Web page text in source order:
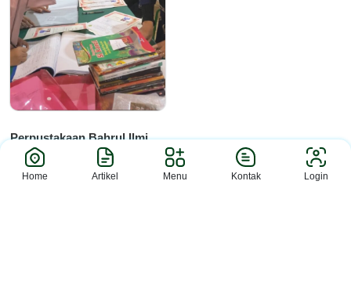
Perpustakaan Bahrul Ilmi
MAN 2 S...
Sleman (MAN 2 Slm)– MAN 2 Sleman
menyelesaikan rangkaian admin...
Home Artikel Menu Kontak Login